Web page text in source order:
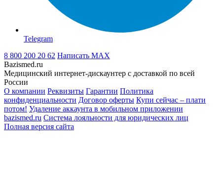
Telegram
8 800 200 20 62 Написать MAX
Bazismed.ru
Медицинский интернет-дискаунтер с доставкой по всей
России
О компании Реквизиты Гарантии Политика
конфиденциальности Договор оферты Купи сейчас – плати
потом! Удаление аккаунта в мобильном приложении
bazismed.ru Система лояльности для юридических лиц
Полная версия сайта